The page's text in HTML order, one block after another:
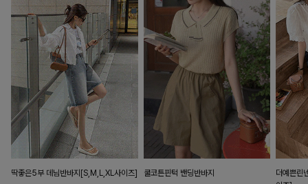
딱좋은5부 데님반바지[S,M,L,XL사이즈] 쿨코튼핀턱 밴딩반바지
더예쁜린